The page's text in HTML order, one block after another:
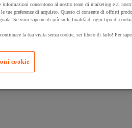
Manutan
informazioni consentono al nostro team di marketing e ai
le tue preferenze di acquisto. Questo ci consente di offrirti
Se vuoi saperne di più sulle finalità di ogni tipo di
la tua visita senza cookie, sei libero di farlo! Per
cookie